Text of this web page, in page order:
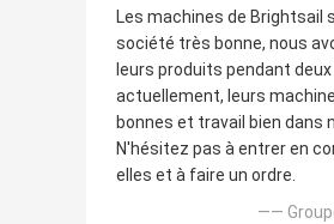
Les machines de Brightsail
société très bonne, nous
leurs produits pendant
actuellement, leurs
bonnes et travail bien dans
N'hésitez pas à entrer en
elles et à faire un ordre.
——